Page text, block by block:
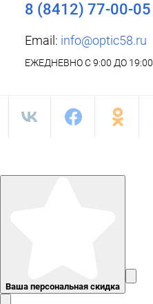
8 (8412) 77-00-05
Email: info@optic58.ru
ЕЖЕДНЕВНО С 9:00 ДО 19:00
Ваша персональная скидка